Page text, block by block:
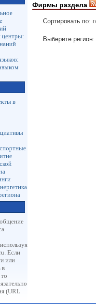
центры:
в
. Если
или
в
(URL
Фирмы раздела
Сортировать по:
Выберите регион: